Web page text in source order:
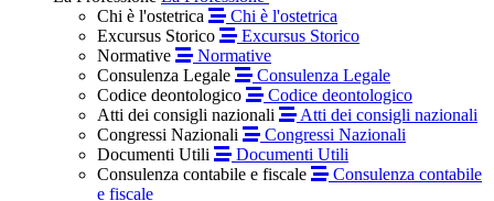
Chi è l'ostetrica
Chi è l'ostetrica
Excursus Storico
Excursus Storico
Normative
Normative
Consulenza Legale
Consulenza Legale
Codice deontologico
Codice deontologico
Atti dei consigli nazionali
Atti dei consigli nazionali
Congressi Nazionali
Congressi Nazionali
Documenti Utili
Documenti Utili
Consulenza contabile e fiscale
Consulenza contabile
e fiscale